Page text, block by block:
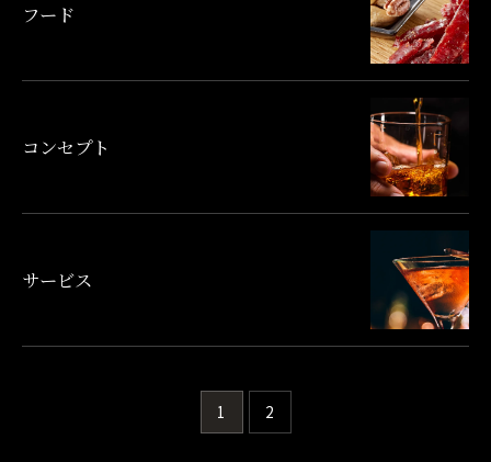
フード
コンセプト
サービス
1 2